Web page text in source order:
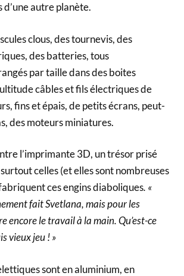
d’une autre planète.
clous, des tournevis, des
des batteries, tous
par taille dans des boites
câbles et fils électriques de
fins et épais, de petits écrans, peut-
des moteurs miniatures.
l’imprimante 3D, un trésor prisé
celles (et elles sont nombreuses
ces engins diaboliques. «
fait Svetlana, mais pour les
encore le travail à la main. Qu’est-ce
vieux jeu ! »
sont en aluminium, en